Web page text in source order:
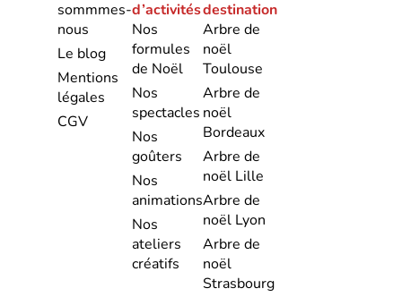
sommmes-
nous
Le blog
Mentions
légales
CGV
d’activités
Nos
formules
de Noël
Nos
spectacles
Nos
goûters
Nos
animations
Nos
ateliers
créatifs
destination
Arbre de
noël
Toulouse
Arbre de
noël
Bordeaux
Arbre de
noël Lille
Arbre de
noël Lyon
Arbre de
noël
Strasbourg